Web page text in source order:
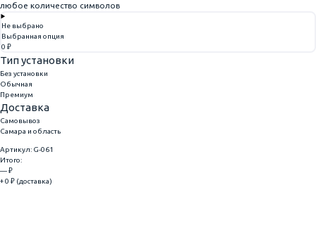
любое количество символов
Не выбрано
Выбранная опция
0 ₽
Тип установки
Без установки
Обычная
Премиум
Доставка
Самовывоз
Самара и область
Артикул: G-061
Итого:
— ₽
+ 0 ₽ (доставка)